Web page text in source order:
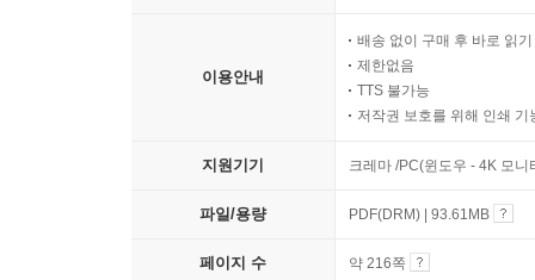
이용안내
배송 없이 구매 후 바로 읽기
제한없음
TTS 불가능
저작권 보호를 위해 인쇄 기
지원기기 크레마 /PC(윈도우 - 4K 모
파일/용량 PDF(DRM) | 93.61MB
페이지 수 약 216쪽